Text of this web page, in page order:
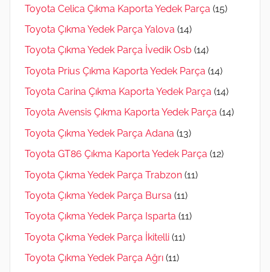
Toyota Celica Çıkma Kaporta Yedek Parça (15)
Toyota Çıkma Yedek Parça Yalova (14)
Toyota Çıkma Yedek Parça İvedik Osb (14)
Toyota Prius Çıkma Kaporta Yedek Parça (14)
Toyota Carina Çıkma Kaporta Yedek Parça (14)
Toyota Avensis Çıkma Kaporta Yedek Parça (14)
Toyota Çıkma Yedek Parça Adana (13)
Toyota GT86 Çıkma Kaporta Yedek Parça (12)
Toyota Çıkma Yedek Parça Trabzon (11)
Toyota Çıkma Yedek Parça Bursa (11)
Toyota Çıkma Yedek Parça Isparta (11)
Toyota Çıkma Yedek Parça İkitelli (11)
Toyota Çıkma Yedek Parça Ağrı (11)